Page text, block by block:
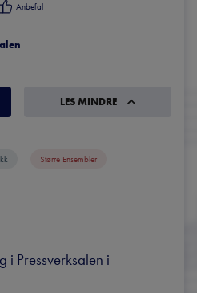
Anbefal
LES MINDRE
Større Ensembler
i Pressverksalen i